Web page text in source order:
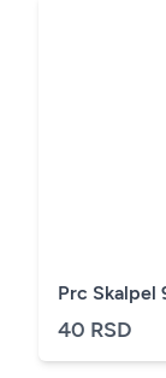
Prc Skalpel
40 RSD